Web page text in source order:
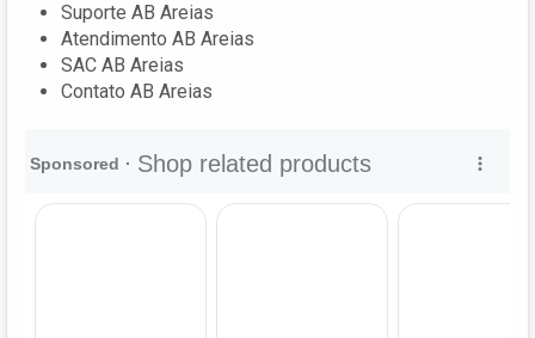
Suporte AB Areias
Atendimento AB Areias
SAC AB Areias
Contato AB Areias